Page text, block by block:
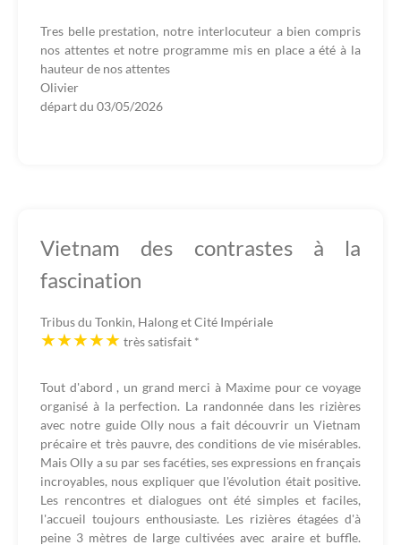
Tres belle prestation, notre interlocuteur a bien compris
nos attentes et notre programme mis en place a été à la
hauteur de nos attentes
Olivier
départ du 03/05/2026
Vietnam des contrastes à la
fascination
Tribus du Tonkin, Halong et Cité Impériale
très satisfait *
Tout d'abord , un grand merci à Maxime pour ce voyage
organisé à la perfection. La randonnée dans les rizières
avec notre guide Olly nous a fait découvrir un Vietnam
précaire et très pauvre, des conditions de vie misérables.
Mais Olly a su par ses facéties, ses expressions en français
incroyables, nous expliquer que l'évolution était positive.
Les rencontres et dialogues ont été simples et faciles,
l'accueil toujours enthousiaste. Les rizières étagées d'à
peine 3 mètres de large cultivées avec araire et buffle.